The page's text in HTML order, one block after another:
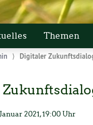
Themen
⟩ Digitaler
2021, 19:00 Uhr